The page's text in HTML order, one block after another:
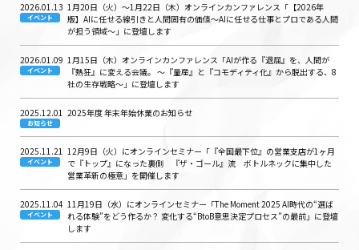
2026.01.13
イベント
1月20日（火）〜1月22日（木）オンラインカンファレンス「【2026年
版】AIに任せる線引きと人間固有の価値～AIに任せる仕事とプロである人間
が担う領域～」に登壇します
2026.01.09
イベント
1月15日（木）オンラインカンファレンス「AIが作る『退屈』を、人間が
『熱狂』に変える会議。 〜『量産』と『コモディティ化』から脱出する、8
社の生存戦略〜」に登壇します
2025.12.01
お知らせ
2025年度 年末年始休業のお知らせ
2025.11.21
イベント
12月9日（火）にオンラインセミナー「『全国最下位』の営業支店が1ヶ月
で『トップ』になった裏側 『ザ・ゴール』流 ボトルネックに集中した
営業革新の極意」を開催します
2025.11.04
イベント
11月19日（水）にオンラインセミナー「The Moment 2025 AI時代の“選ば
れる体験”をどう作るか？ 変化する“BtoB意思決定プロセス”の最前」に登壇
します